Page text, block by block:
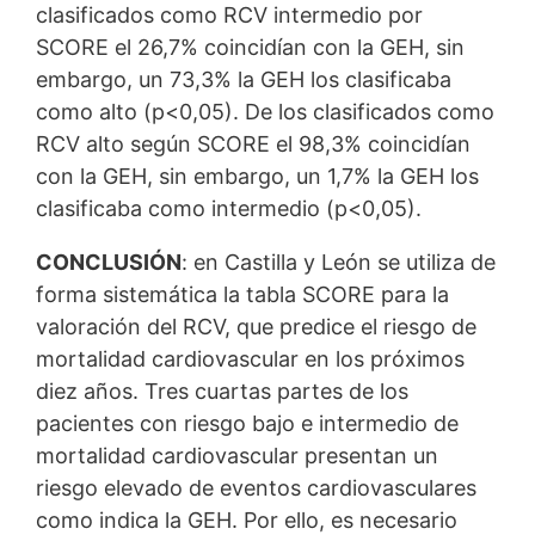
clasificados como RCV intermedio por
SCORE el 26,7% coincidían con la GEH, sin
embargo, un 73,3% la GEH los clasificaba
como alto (p<0,05). De los clasificados como
RCV alto según SCORE el 98,3% coincidían
con la GEH, sin embargo, un 1,7% la GEH los
clasificaba como intermedio (p<0,05).
CONCLUSIÓN: en Castilla y León se utiliza de
forma sistemática la tabla SCORE para la
valoración del RCV, que predice el riesgo de
mortalidad cardiovascular en los próximos
diez años. Tres cuartas partes de los
pacientes con riesgo bajo e intermedio de
mortalidad cardiovascular presentan un
riesgo elevado de eventos cardiovasculares
como indica la GEH. Por ello, es necesario